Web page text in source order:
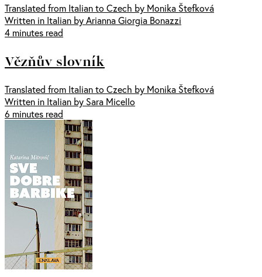
Translated from Italian to Czech by Monika Štefková
Written in Italian by Arianna Giorgia Bonazzi
4 minutes read
Vězňův slovník
Translated from Italian to Czech by Monika Štefková
Written in Italian by Sara Micello
6 minutes read